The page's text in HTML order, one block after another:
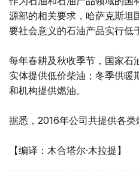
源部的相关要求，哈萨克斯坦
要社会意义的石油产品实行低
每年春耕及秋收季节，国家石
实体提供低价柴油；冬季供
和机构提供燃油。
据悉，2016年公司共提供各类
【编译：木合塔尔·木拉提】